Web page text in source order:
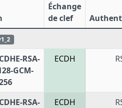
Échange
de clef
RSA-
GCM-
ECDH
RSA-
ECDH